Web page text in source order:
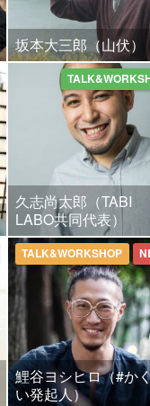
坂本大三郎（山伏）
久志尚太郎（TABI
LABO共同代表）
鯉谷ヨシヒロ（#か
い発起人）
TALK&WORKSHOP